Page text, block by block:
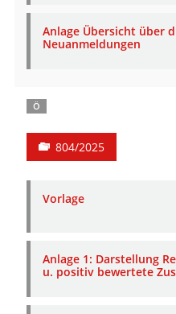
Anlage Übersicht über
Neuanmeldungen
Ö
804/2025
Vorlage
Anlage 1: Darstellung
u. positiv bewertete